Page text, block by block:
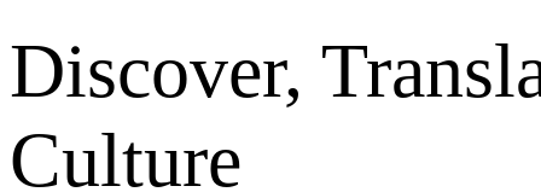
Discover,
Culture